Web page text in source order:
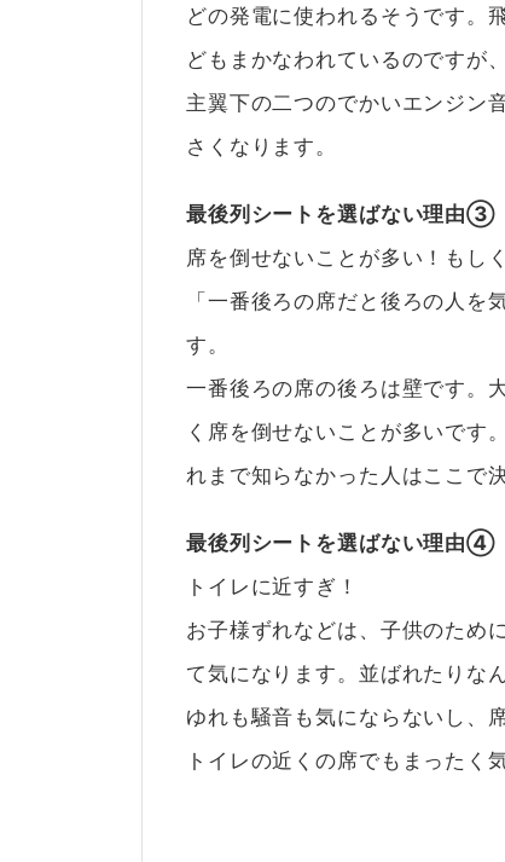
どの発電に使われるそうです。
どもまかなわれているのですが
主翼下の二つのでかいエンジン
さくなります。
最後列シートを選ばない理由③
席を倒せないことが多い！もし
「一番後ろの席だと後ろの人
す。
一番後ろの席の後ろは壁です。
く席を倒せないことが多いです
れまで知らなかった人はここで
最後列シートを選ばない理由④
トイレに近すぎ！
お子様ずれなどは、子供のため
て気になります。並ばれたりな
ゆれも騒音も気にならないし、
トイレの近くの席でもまったく